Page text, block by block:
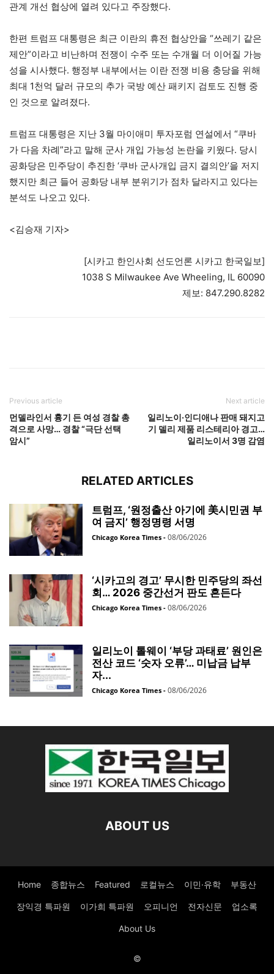
관계 개선 협상에 열려 있다고 주장했다.
한편 트럼프 대통령은 최근 이란의 휴전 협상안을 “쓰레기 같은
제안”이라고 비난하며 전쟁이 수주 또는 수개월 더 이어질 가능
성을 시사했다. 행정부 내부에서는 이란 전쟁 비용 충당을 위해
최대 1천억 달러 규모의 추가 국방 예산 패키지 검토도 진행 중
인 것으로 알려졌다.
트럼프 대통령은 지난 3월 마이애미 투자포럼 연설에서 “쿠바
가 다음 차례”라고 말해 군사 개입 가능성 논란을 키웠다. 당시
공화당은 민주당이 추진한 ‘쿠바 군사개입 금지 결의안’을 저지
했지만 최근 들어 공화당 내부 분위기가 점차 달라지고 있다는
분석도 나오고 있다.
<김승재 기자>
[시카고 한인사회 선도언론 시카고 한국일보]
1038 S Milwaukee Ave Wheeling, IL 60090
제보: 847.290.8282
Previous article
먼델라인서 흉기 든 여성 경찰 총
격으로 사망… 경찰 “극단 선택
암시”
Next article
일리노이·인디애나 판매 돼지고
기 델리 제품 리스테리아 경고…
일리노이서 3명 감염
RELATED ARTICLES
트럼프, ‘원정출산 아기에 美시민권 부
여 금지’ 행정명령 서명
Chicago Korea Times - 08/06/2026
‘시카고의 경고’ 무시한 민주당의 좌선
회… 2026 중간선거 판도 흔든다
Chicago Korea Times - 08/06/2026
일리노이 톨웨이 ‘부당 과태료’ 원인은
전산 코드 ‘숫자 오류’… 미납금 납부
자...
Chicago Korea Times - 08/06/2026
ABOUT US
Home 종합뉴스 Featured 로컬뉴스 이민·유학 부동산
장익경 특파원 이가희 특파원 오피니언 전자신문 업소록
About Us
©